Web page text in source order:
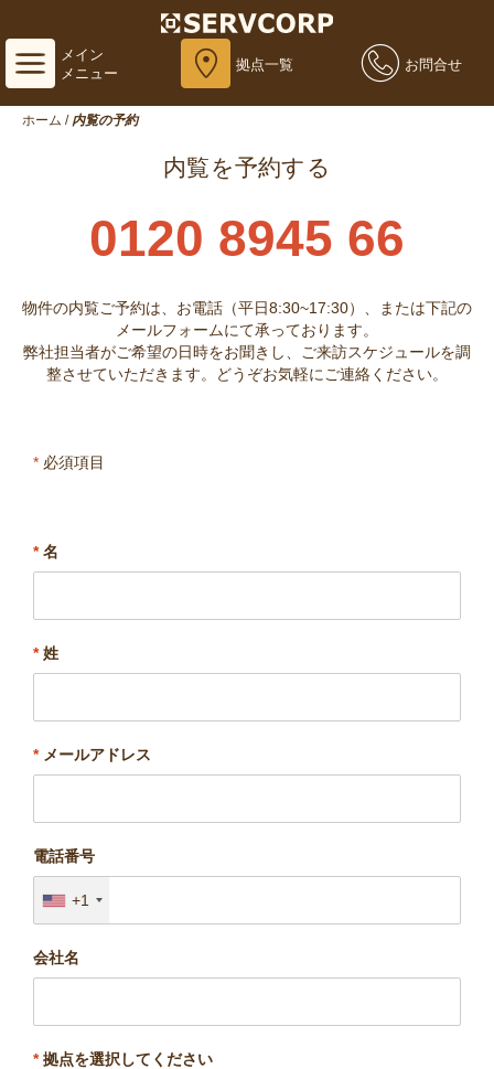
メイン
メニュー
拠点一覧 お問合せ
ホーム / 内覧の予約
内覧を予約する
0120 8945 66
物件の内覧ご予約は、お電話（平日8:30~17:30）、または下記の
メールフォームにて承っております。
弊社担当者がご希望の日時をお聞きし、ご来訪スケジュールを調
整させていただきます。どうぞお気軽にご連絡ください。
* 必須項目
*名
*姓
*メールアドレス
電話番号
+1
会社名
*拠点を選択してください